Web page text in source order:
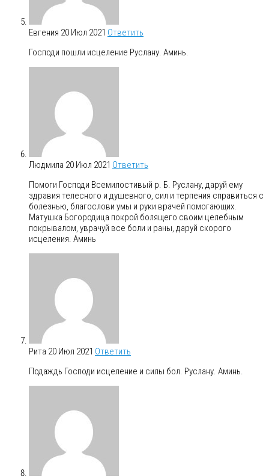
Евгения 20 Июл 2021 Ответить
Господи пошли исцеление Руслану. Аминь.
Людмила 20 Июл 2021 Ответить
Помоги Господи Всемилостивый р. Б. Руслану, даруй ему
здравия телесного и душевного, сил и терпения справиться с
болезнью, благослови умы и руки врачей помогающих.
Матушка Богородица покрой болящего своим целебным
покрывалом, уврачуй все боли и раны, даруй скорого
исцеления. Аминь
Рита 20 Июл 2021 Ответить
Подаждь Господи исцеление и силы бол. Руслану. Аминь.